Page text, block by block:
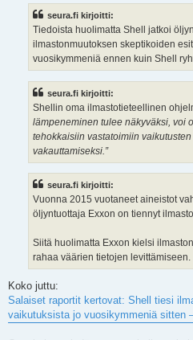
seura.fi kirjoitti:
Tiedoista huolimatta Shell jatkoi
ilmastonmuutoksen skeptikoiden
vuosikymmeniä ennen kuin Shell
seura.fi kirjoitti:
Shellin oma ilmastotieteellinen
lämpeneminen tulee näkyväksi, voi
tehokkaisiin vastatoimiin
vakauttamiseksi.”
seura.fi kirjoitti:
Vuonna 2015 vuotaneet aineistot
öljyntuottaja Exxon on tiennyt
Siitä huolimatta Exxon kielsi
rahaa väärien tietojen levittämiseen.
Koko juttu:
Salaiset raportit kertovat: Shell tiesi
vaikutuksista jo vuosikymmeniä sitten